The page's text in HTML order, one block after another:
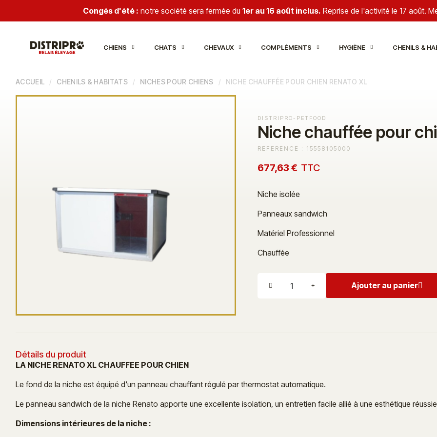
Congés d'été : notre société sera fermée du 1er au 16 août inclus. Reprise de l'activité le 17 août.
CHIENS CHATS CHEVAUX COMPLÉMENTS HYGIÈNE CHENILS &
ACCUEIL CHENILS & HABITATS NICHES POUR CHIENS NICHE CHAUFFÉE POUR CHIEN RENATO XL
DISTRIPRO-PETFOOD
Niche chauffée pour
REFERENCE : 15558105000
677,63 € TTC
Niche isolée
Panneaux sandwich
Matériel Professionnel
Chauffée
Ajouter au panier
Détails du produit
LA NICHE RENATO XL CHAUFFEE POUR CHIEN
Le fond de la niche est équipé d'un panneau chauffant régulé par thermostat automatique.
Le panneau sandwich de la niche Renato apporte une excellente isolation, un entretien facile allié à une esthétique
Dimensions intérieures de la niche :